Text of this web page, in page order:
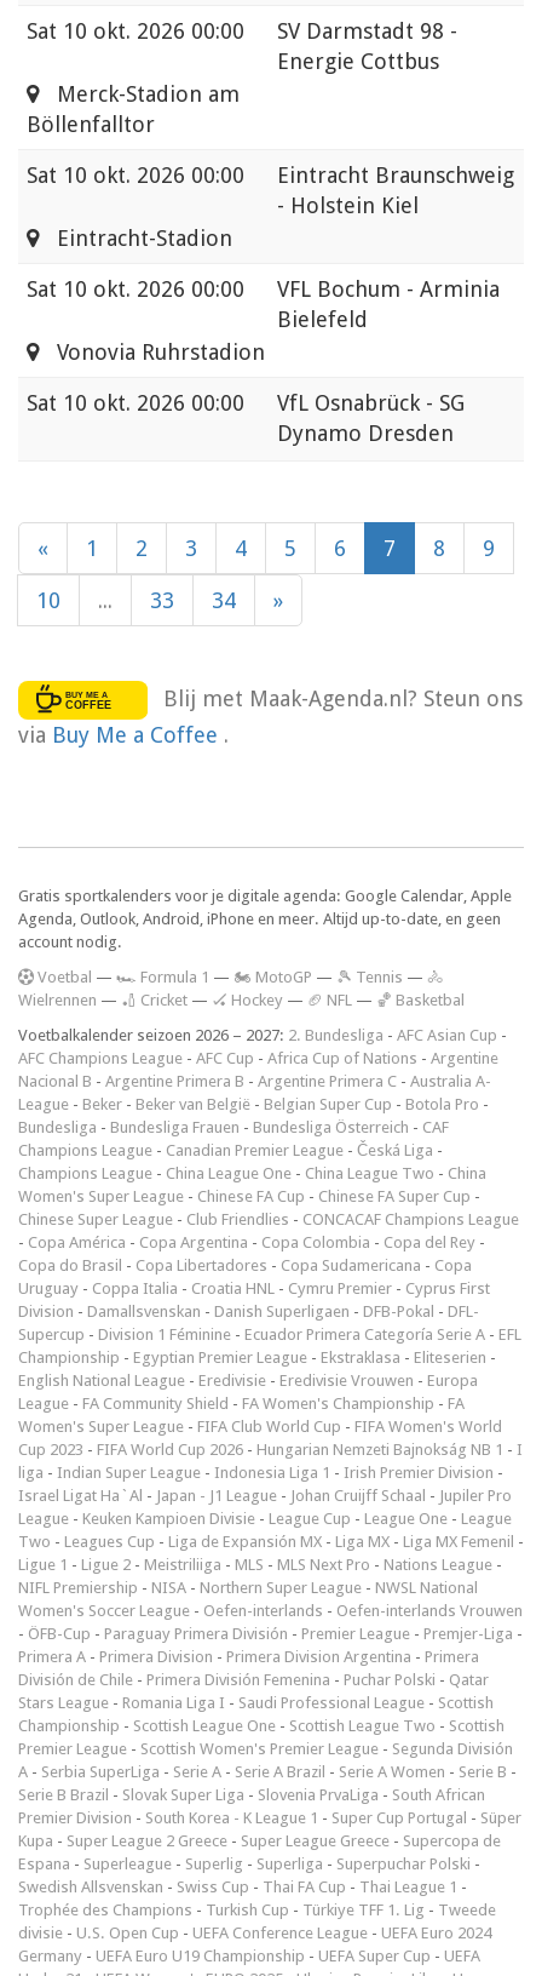
Sat 10 okt. 2026 00:00
SV Darmstadt 98 -
Energie Cottbus
Merck-Stadion am
Böllenfalltor
Sat 10 okt. 2026 00:00
Eintracht Braunschweig
- Holstein Kiel
Eintracht-Stadion
Sat 10 okt. 2026 00:00
VFL Bochum - Arminia
Bielefeld
Vonovia Ruhrstadion
Sat 10 okt. 2026 00:00
VfL Osnabrück - SG
Dynamo Dresden
« 1 2 3 4 5 6 7 8 9
10 ... 33 34 »
Blij met Maak-Agenda.nl? Steun ons
via Buy Me a Coffee .
Gratis sportkalenders voor je digitale agenda: Google Calendar, Apple
Agenda, Outlook, Android, iPhone en meer. Altijd up-to-date, en geen
account nodig.
Voetbal — 🏎️ Formula 1 — 🏍 MotoGP — 🎾 Tennis — 🚴
Wielrennen — 🏏 Cricket — 🏑 Hockey — 🏈 NFL — 🏀 Basketbal
Voetbalkalender seizoen 2026 – 2027: 2. Bundesliga - AFC Asian Cup -
AFC Champions League - AFC Cup - Africa Cup of Nations - Argentine
Nacional B - Argentine Primera B - Argentine Primera C - Australia A-
League - Beker - Beker van België - Belgian Super Cup - Botola Pro -
Bundesliga - Bundesliga Frauen - Bundesliga Österreich - CAF
Champions League - Canadian Premier League - Česká Liga -
Champions League - China League One - China League Two - China
Women's Super League - Chinese FA Cup - Chinese FA Super Cup -
Chinese Super League - Club Friendlies - CONCACAF Champions League
- Copa América - Copa Argentina - Copa Colombia - Copa del Rey -
Copa do Brasil - Copa Libertadores - Copa Sudamericana - Copa
Uruguay - Coppa Italia - Croatia HNL - Cymru Premier - Cyprus First
Division - Damallsvenskan - Danish Superligaen - DFB-Pokal - DFL-
Supercup - Division 1 Féminine - Ecuador Primera Categoría Serie A - EFL
Championship - Egyptian Premier League - Ekstraklasa - Eliteserien -
English National League - Eredivisie - Eredivisie Vrouwen - Europa
League - FA Community Shield - FA Women's Championship - FA
Women's Super League - FIFA Club World Cup - FIFA Women's World
Cup 2023 - FIFA World Cup 2026 - Hungarian Nemzeti Bajnokság NB 1 - I
liga - Indian Super League - Indonesia Liga 1 - Irish Premier Division -
Israel Ligat Ha`Al - Japan - J1 League - Johan Cruijff Schaal - Jupiler Pro
League - Keuken Kampioen Divisie - League Cup - League One - League
Two - Leagues Cup - Liga de Expansión MX - Liga MX - Liga MX Femenil -
Ligue 1 - Ligue 2 - Meistriliiga - MLS - MLS Next Pro - Nations League -
NIFL Premiership - NISA - Northern Super League - NWSL National
Women's Soccer League - Oefen-interlands - Oefen-interlands Vrouwen
- ÖFB-Cup - Paraguay Primera División - Premier League - Premjer-Liga -
Primera A - Primera Division - Primera Division Argentina - Primera
División de Chile - Primera División Femenina - Puchar Polski - Qatar
Stars League - Romania Liga I - Saudi Professional League - Scottish
Championship - Scottish League One - Scottish League Two - Scottish
Premier League - Scottish Women's Premier League - Segunda División
A - Serbia SuperLiga - Serie A - Serie A Brazil - Serie A Women - Serie B -
Serie B Brazil - Slovak Super Liga - Slovenia PrvaLiga - South African
Premier Division - South Korea - K League 1 - Super Cup Portugal - Süper
Kupa - Super League 2 Greece - Super League Greece - Supercopa de
Espana - Superleague - Superlig - Superliga - Superpuchar Polski -
Swedish Allsvenskan - Swiss Cup - Thai FA Cup - Thai League 1 -
Trophée des Champions - Turkish Cup - Türkiye TFF 1. Lig - Tweede
divisie - U.S. Open Cup - UEFA Conference League - UEFA Euro 2024
Germany - UEFA Euro U19 Championship - UEFA Super Cup - UEFA